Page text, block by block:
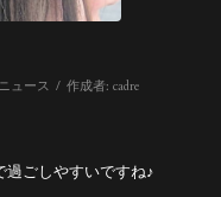
ニュース / 作成者: cadre
ごしやすいですね♪